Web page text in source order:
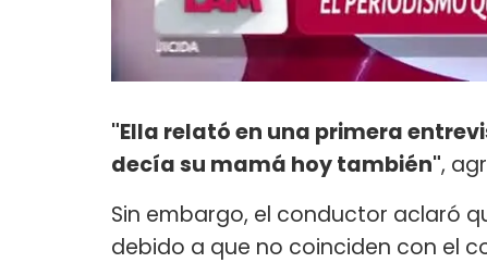
"Ella relató en una primera
decía su mamá hoy también",
Sin embargo, el conductor aclaró
debido a que no coinciden con el